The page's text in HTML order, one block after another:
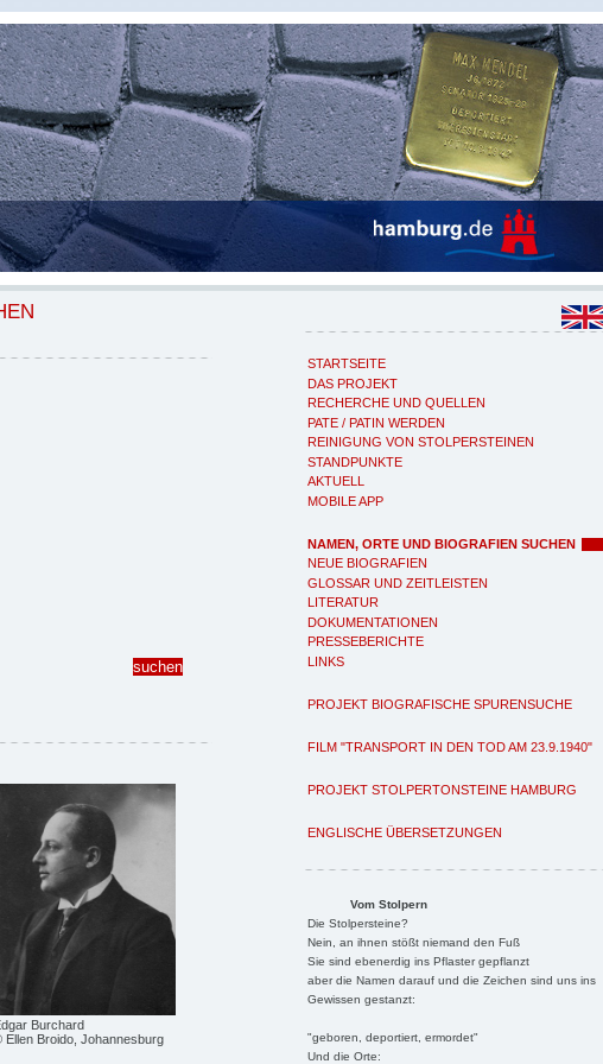
STARTSEITE
DAS PROJEKT
RECHERCHE UND QUELLEN
PATE / PATIN WERDEN
REINIGUNG VON STOLPERSTEINEN
STANDPUNKTE
AKTUELL
MOBILE APP
NAMEN, ORTE UND BIOGRAFIEN SUCHEN
NEUE BIOGRAFIEN
GLOSSAR UND ZEITLEISTEN
LITERATUR
DOKUMENTATIONEN
PRESSEBERICHTE
LINKS
PROJEKT BIOGRAFISCHE SPURENSUCHE
FILM "TRANSPORT IN DEN TOD AM 23.9.1940"
PROJEKT STOLPERTONSTEINE HAMBURG
ENGLISCHE ÜBERSETZUNGEN
Vom Stolpern
Die Stolpersteine?
Nein, an ihnen stößt niemand den Fuß
Sie sind ebenerdig ins Pflaster gepflanzt
aber die Namen darauf und die Zeichen sind uns ins
Gewissen gestanzt:
"geboren, deportiert, ermordet"
Und die Orte:
Burchard
Ellen Broido, Johannesburg